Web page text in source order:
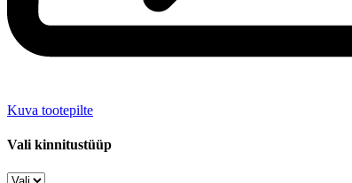
Kuva tootepilte
Vali kinnitustüüp